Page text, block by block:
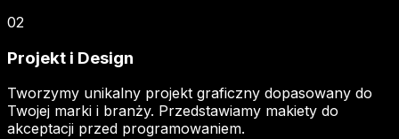
02
Projekt i Design
Tworzymy unikalny projekt graficzny dopasowany do
Twojej marki i branży. Przedstawiamy makiety do
akceptacji przed programowaniem.